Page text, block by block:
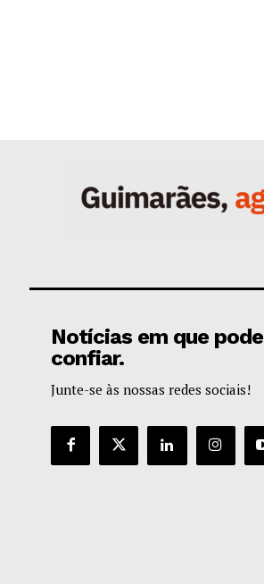
Notícias em que pode
confiar.
Junte-se às nossas redes sociais!